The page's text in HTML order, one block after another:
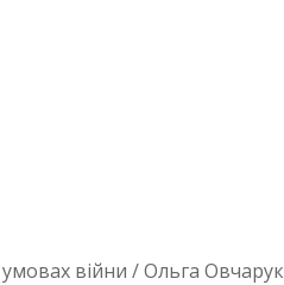
війни / Ольга Овчарук